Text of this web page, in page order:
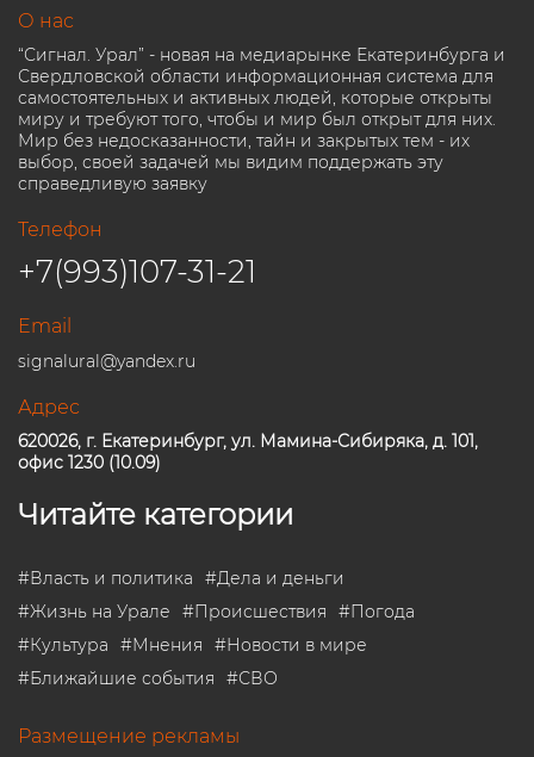
О нас
“Сигнал. Урал” - новая на медиарынке Екатеринбурга и
Свердловской области информационная система для
самостоятельных и активных людей, которые открыты
миру и требуют того, чтобы и мир был открыт для них.
Мир без недосказанности, тайн и закрытых тем - их
выбор, своей задачей мы видим поддержать эту
справедливую заявку
Телефон
+7(993)107-31-21
Email
signalural@yandex.ru
Адрес
620026, г. Екатеринбург, ул. Мамина-Сибиряка, д. 101,
офис 1230 (10.09)
Читайте категории
#Власть и политика #Дела и деньги
#Жизнь на Урале #Происшествия #Погода
#Культура #Мнения #Новости в мире
#Ближайшие события #СВО
Размещение рекламы